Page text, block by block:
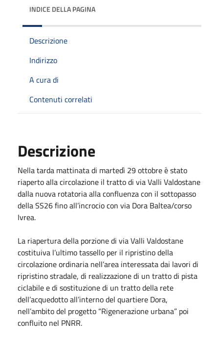
INDICE DELLA PAGINA
Descrizione
Indirizzo
A cura di
Contenuti correlati
Descrizione
Nella tarda mattinata di martedì 29 ottobre è stato
riaperto alla circolazione il tratto di via Valli Valdostane
dalla nuova rotatoria alla confluenza con il sottopasso
della SS26 fino all’incrocio con via Dora Baltea/corso
Ivrea.
La riapertura della porzione di via Valli Valdostane
costituiva l’ultimo tassello per il ripristino della
circolazione ordinaria nell’area interessata dai lavori di
ripristino stradale, di realizzazione di un tratto di pista
ciclabile e di sostituzione di un tratto della rete
dell’acquedotto all’interno del quartiere Dora,
nell’ambito del progetto “Rigenerazione urbana” poi
confluito nel PNRR.